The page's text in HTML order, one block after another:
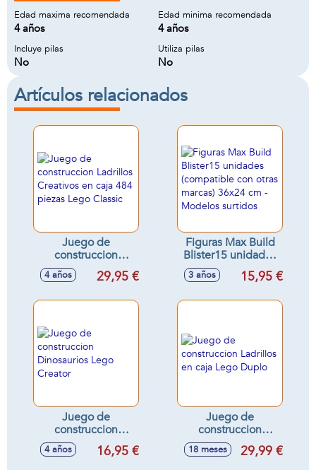
Edad maxima recomendada
4 años
Edad minima recomendada
4 años
Incluye pilas
No
Utiliza pilas
No
Artículos relacionados
Juego de
construccion
Ladrillos Creativos
en caja 484 piezas
4 años 29,95 €
Figuras Max Build
Blister15 unidades
(compatible con
otras marcas) 36x24
3 años 15,95 €
Juego de
construccion
Dinosaurios Lego
Creator
4 años 16,95 €
Juego de
construccion
Ladrillos en caja
Lego Duplo
18 meses 29,99 €